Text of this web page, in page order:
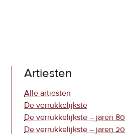
Artiesten
Alle artiesten
De verrukkelijkste
De verrukkelijkste – jaren 80
De verrukkelijkste – jaren 20